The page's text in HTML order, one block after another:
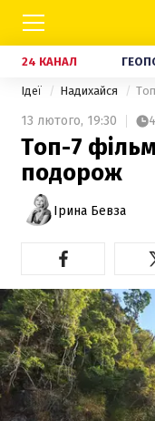
24 КАНАЛ
Ідеї Надихайся
13 лютого, 19:30 4
Топ-7
подорож
Ірина Бевза